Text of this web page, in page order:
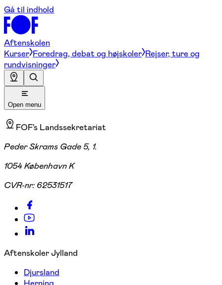
Gå til indhold
Aftenskolen
Kurser Foredrag, debat og højskoler Rejser, ture og
rundvisninger
Open menu
FOF's Landssekretariat
Peder Skrams Gade 5, 1.
1054 København K
CVR-nr: 62531517
Aftenskoler Jylland
Djursland